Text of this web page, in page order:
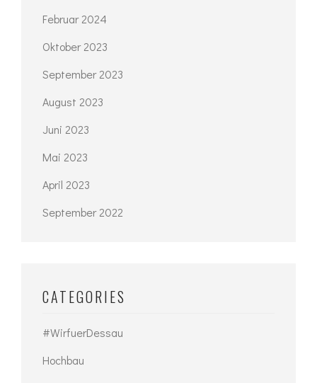
Februar 2024
Oktober 2023
September 2023
August 2023
Juni 2023
Mai 2023
April 2023
September 2022
CATEGORIES
#WirfuerDessau
Hochbau